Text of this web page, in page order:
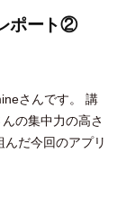
ポート②
さんです。 講
の集中力の高さ
だ今回のアプリ